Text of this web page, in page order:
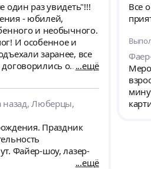
один раз увидеть"!!!
- юбилей,
и необычного.
и
о
и
спокойно,
гостям. Шоу
оторваться. Стало
ещё
назад, Люберцы,
Праздник
Файер-шоу, лазер-
ещё
Все